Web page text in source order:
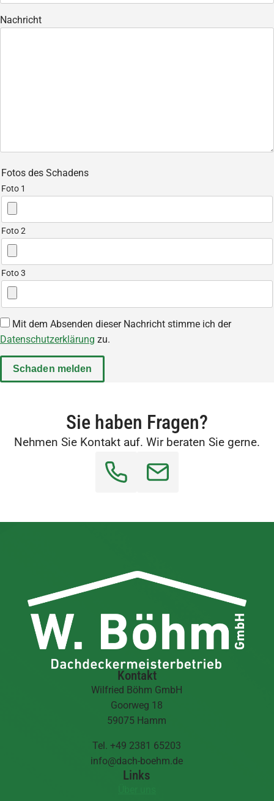
Nachricht
Fotos des Schadens
Foto 1
Foto 2
Foto 3
Mit dem Absenden dieser Nachricht stimme ich der
Datenschutzerklärung zu.
Sie haben Fragen?
Nehmen Sie Kontakt auf. Wir beraten Sie gerne.
Kontakt
Wilfried Böhm GmbH
Goorweg 18
59075 Hamm
Tel. +49 2381 65203
info@dach-boehm.de
Links